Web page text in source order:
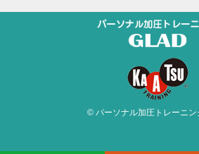
© パーソナル加圧トレーニン